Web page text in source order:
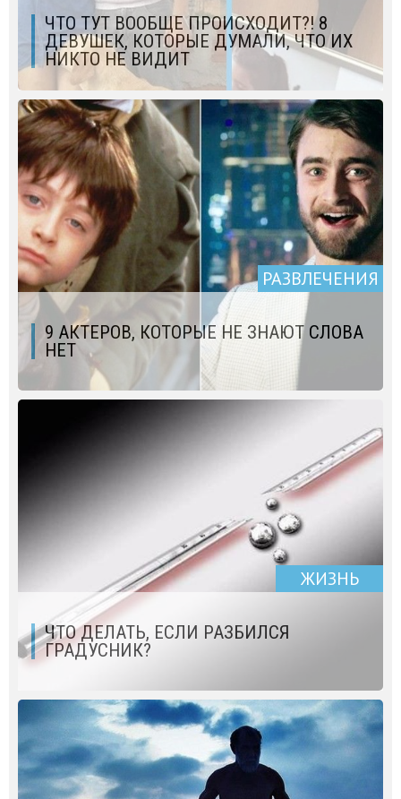
ЧТО ТУТ ВООБЩЕ ПРОИСХОДИТ?! 8
ДЕВУШЕК, КОТОРЫЕ ДУМАЛИ, ЧТО ИХ
НИКТО НЕ ВИДИТ
РАЗВЛЕЧЕНИЯ
9 АКТЕРОВ, КОТОРЫЕ НЕ ЗНАЮТ СЛОВА
НЕТ
ЖИЗНЬ
ЧТО ДЕЛАТЬ, ЕСЛИ РАЗБИЛСЯ
ГРАДУСНИК?